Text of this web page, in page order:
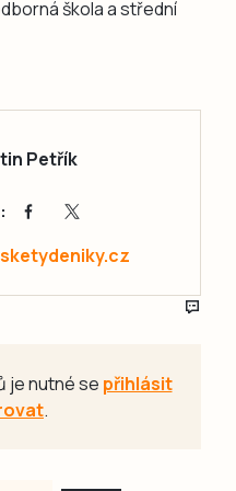
škola a střední
Petřík
je nutné se přihlásit
.